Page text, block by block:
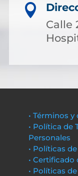

Calle
• Términos
• Política de
Personales
• Políticas
•
• Políticas